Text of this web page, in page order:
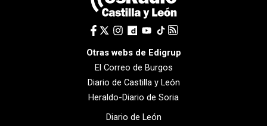
Otras webs de Edigrup
El Correo de Burgos
Diario de Castilla y León
Heraldo-Diario de Soria
Diario de León